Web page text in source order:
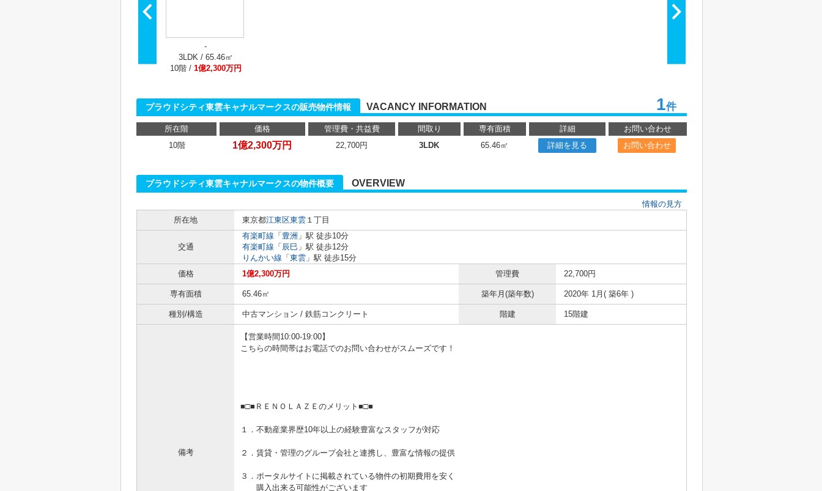
-
3LDK / 65.46㎡
10階 / 1億2,300万円
プラウドシティ東雲キャナルマークスの販売物件情報 VACANCY INFORMATION 1件
所在階 価格 管理費・共益費 間取り 専有面積 詳細
お問い合わせ
10階
1億2,300万円 22,700円 3LDK 65.46㎡ 詳細を見る お問い合わせ
プラウドシティ東雲キャナルマークスの物件概要 OVERVIEW
情報の見方
所在地
東京都江東区東雲 １丁目
交通
有楽町線 「 豊洲 」駅 徒歩10分
有楽町線 「 辰巳 」駅 徒歩12分
りんかい線 「 東雲 」駅 徒歩15分
価格
1億2,300万円 管理費 22,700円
専有面積 65.46㎡ 築年月(築年数) 2020年 1月( 築6年 )
種別/構造 中古マンション / 鉄筋コンクリート 階建 15階建
備考
【営業時間10:00-19:00】
こちらの時間帯はお電話でのお問い合わせがスムーズです！
■□■ＲＥＮＯＬＡＺＥのメリット■□■
１．不動産業界歴10年以上の経験豊富なスタッフが対応
２．賃貸・管理のグループ会社と連携し、豊富な情報の提供
３．ポータルサイトに掲載されている物件の初期費用を安く
購入出来る可能性がございます